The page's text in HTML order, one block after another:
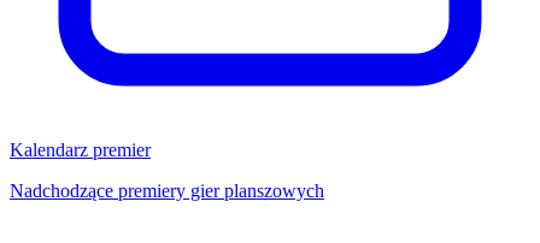
Kalendarz premier
Nadchodzące premiery gier planszowych